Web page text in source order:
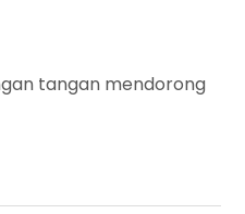
tangan mendorong